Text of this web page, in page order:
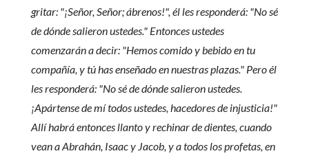
gritar: "¡Señor, Señor; ábrenos!", él les responderá: "No sé
de dónde salieron ustedes." Entonces ustedes
comenzarán a decir: "Hemos comido y bebido en tu
compañía, y tú has enseñado en nuestras plazas." Pero él
les responderá: "No sé de dónde salieron ustedes.
¡Apártense de mí todos ustedes, hacedores de injusticia!"
Allí habrá entonces llanto y rechinar de dientes, cuando
vean a Abrahán, Isaac y Jacob, y a todos los profetas, en